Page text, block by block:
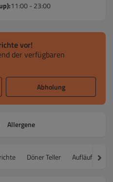
11:00 - 23:00
vor!
der verfügbaren
Abholung
Allergene
Döner Teller Aufläufe